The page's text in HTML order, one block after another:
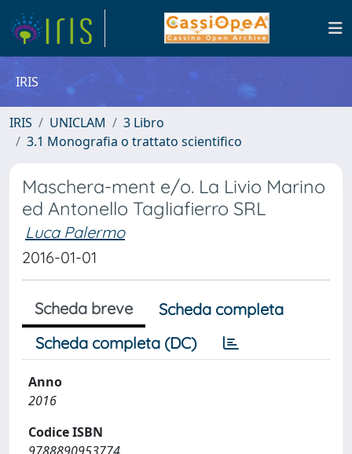
IRIS
IRIS UNICLAM
3 Libro
3.1 Monografia o trattato scientifico
Maschera-ment e/o. La Livio Marino
ed Antonello Tagliafierro SRL
Luca Palermo
2016-01-01
Scheda breve
Scheda completa
Scheda completa (DC)
Anno
2016
Codice ISBN